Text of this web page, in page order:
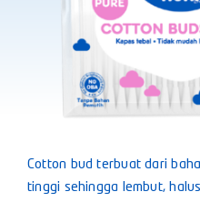
Cotton bud terbuat dari
tinggi sehingga lembut,